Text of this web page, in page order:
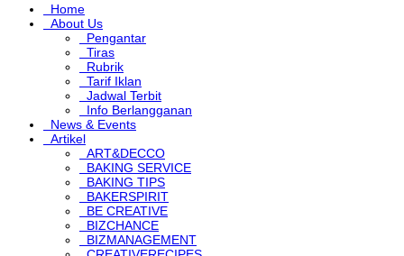
Home
About Us
Pengantar
Tiras
Rubrik
Tarif Iklan
Jadwal Terbit
Info Berlangganan
News & Events
Artikel
ART&DECCO
BAKING SERVICE
BAKING TIPS
BAKERSPIRIT
BE CREATIVE
BIZCHANCE
BIZMANAGEMENT